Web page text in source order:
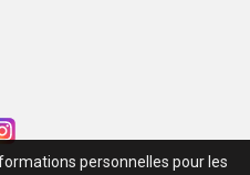
personnelles pour les